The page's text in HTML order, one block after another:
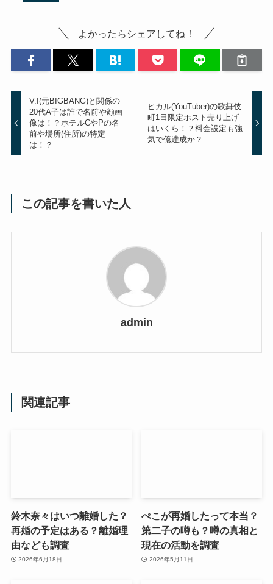
よかったらシェアしてね！
V.I(元BIGBANG)と関係の
20代A子は誰で名前や顔画
像は！？ホテルCやPの名
前や場所(住所)の特定
は！？
ヒカル(YouTuber)の歌舞伎
町1日限定ホスト売り上げ
はいくら！？料金設定も強
気で億達成か？
この記事を書いた人
admin
関連記事
鈴木奈々はいつ離婚した？
再婚の予定はある？離婚理
由なども調査
2026年6月18日
ぺこが再婚したって本当？
第二子の噂も？噂の真相と
現在の活動を調査
2026年5月11日